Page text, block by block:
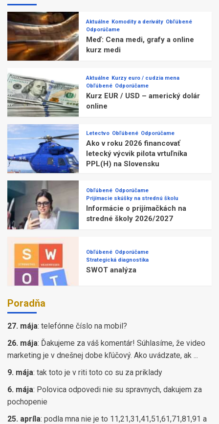
Aktuálne Komodity a deriváty Obľúbené
Odporúčame
Meď: Cena medi, grafy a online
kurz medi
Aktuálne Kurzy euro / cudzia mena
Obľúbené Odporúčame
Kurz EUR / USD – americký dolár
online
Letectvo Obľúbené Odporúčame
Ako v roku 2026 financovať
letecký výcvik pilota vrtuľníka
PPL(H) na Slovensku
Obľúbené Odporúčame
Prijímacie skúšky na strednú školu
Informácie o prijímačkách na
stredné školy 2026/2027
Obľúbené Odporúčame
Strategická diagnostika
SWOT analýza
Poradňa
27. mája: telefónne číslo na mobil?
26. mája: Ďakujeme za váš komentár! Súhlasíme, že video
marketing je v dnešnej dobe kľúčový. Ako uvádzate, ak ...
9. mája: tak toto je v riti toto co su za priklady
6. mája: Polovica odpovedi nie su spravnych, dakujem za
pochopenie
25. apríla: podla mna nie je to 11,21,31,41,51,61,71,81,91 a